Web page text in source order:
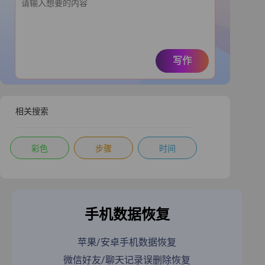
写作
相关搜索
彩色 步骤 时间
手机数据恢复
苹果/安卓手机数据恢复
微信好友/聊天记录误删除恢复